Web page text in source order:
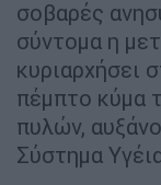
σοβαρές
σύντομα η
κυριαρχήσει
πέμπτο κύμα
πυλών,
Σύστημα